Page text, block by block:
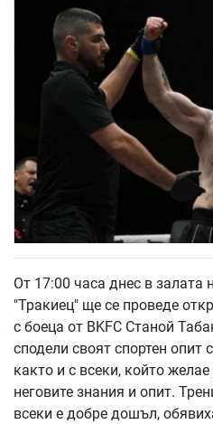
От 17:00 часа днес в залата
"Тракиец" ще се проведе
с боеца от BKFC Станой
сподели своят спортен опит
както и с всеки, който
неговите знания и опит.
всеки е добре дошъл,